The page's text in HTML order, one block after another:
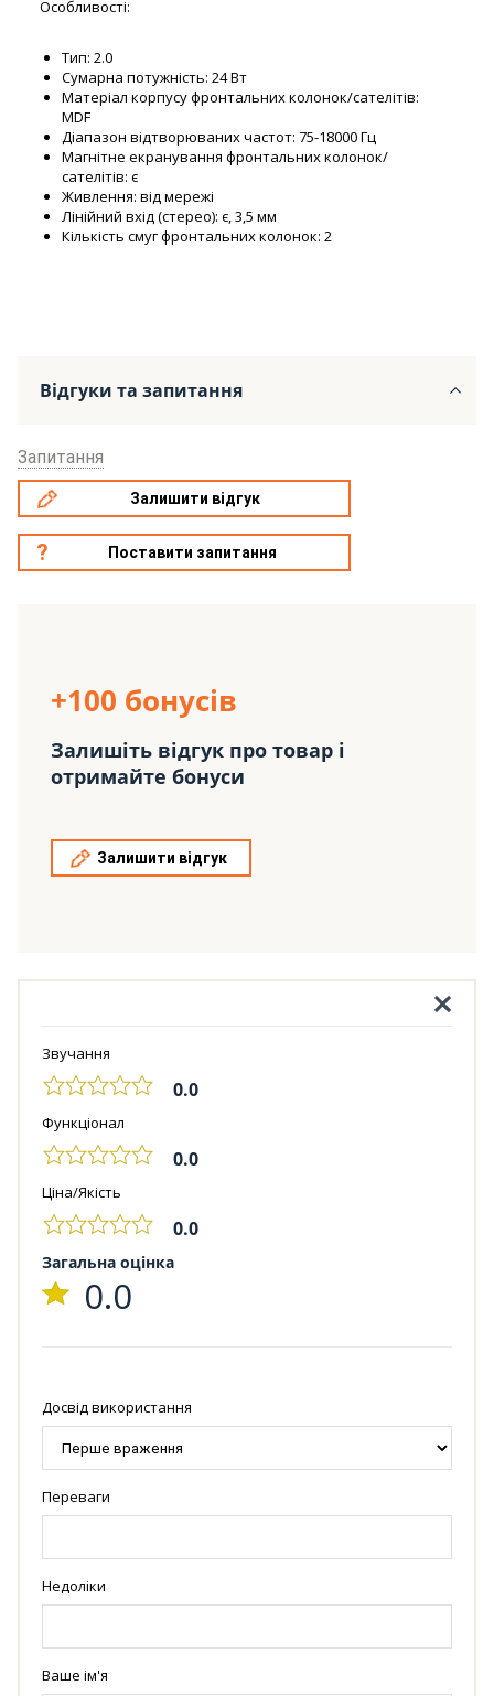
Особливості:
Тип: 2.0
Сумарна потужність: 24 Вт
Матеріал корпусу фронтальних колонок/сателітів:
MDF
Діапазон відтворюваних частот: 75-18000 Гц
Магнітне екранування фронтальних колонок/
сателітів: є
Живлення: від мережі
Лінійний вхід (стерео): є, 3,5 мм
Кількість смуг фронтальних колонок: 2
Відгуки та запитання
Запитання
Залишити відгук
Поставити запитання
+100 бонусів
Залишіть відгук про товар і
отримайте бонуси
Залишити відгук
Звучання
0.0
Функціонал
0.0
Ціна/Якість
0.0
Загальна оцінка
0.0
Досвід використання
Переваги
Недоліки
Ваше ім'я